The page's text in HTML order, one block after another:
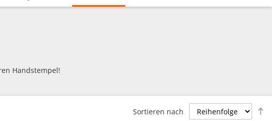
Handstempel!
Sortieren nach